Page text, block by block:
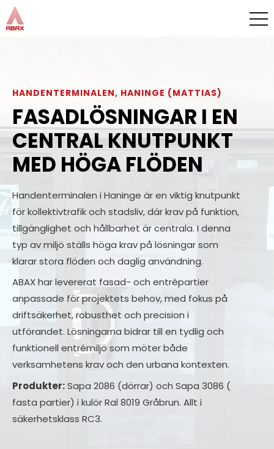
HANDENTERMINALEN, HANINGE (MATTIAS)
FASADLÖSNINGAR I EN
CENTRAL KNUTPUNKT
MED HÖGA FLÖDEN
Handenterminalen i Haninge är en viktig knutpunkt
för kollektivtrafik och stadsliv, där krav på funktion,
tillgänglighet och hållbarhet är centrala. I denna
typ av miljö ställs höga krav på lösningar som
klarar stora flöden och daglig användning.
ABAX har levererat fasad- och entrépartier
anpassade för projektets behov, med fokus på
driftsäkerhet, robusthet och precision i
utförandet. Lösningarna bidrar till en tydlig och
funktionell entrémiljö som möter både
verksamhetens krav och den urbana kontexten.
Produkter:Sapa 2086 (dörrar) och Sapa 3086 (
fasta partier) i kulör Ral 8019 Gråbrun. Allt i
säkerhetsklass RC3.